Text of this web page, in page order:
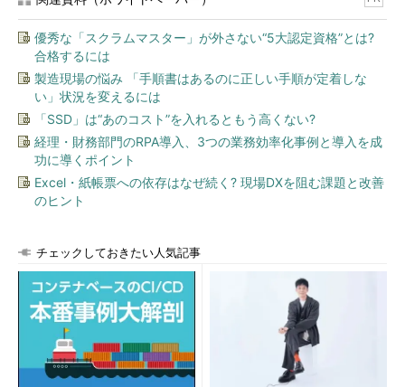
優秀な「スクラムマスター」が外さない“5大認定資格”とは?
合格するには
製造現場の悩み 「手順書はあるのに正しい手順が定着しな
い」状況を変えるには
「SSD」は“あのコスト”を入れるともう高くない?
経理・財務部門のRPA導入、3つの業務効率化事例と導入を成
功に導くポイント
Excel・紙帳票への依存はなぜ続く? 現場DXを阻む課題と改善
のヒント
チェックしておきたい人気記事